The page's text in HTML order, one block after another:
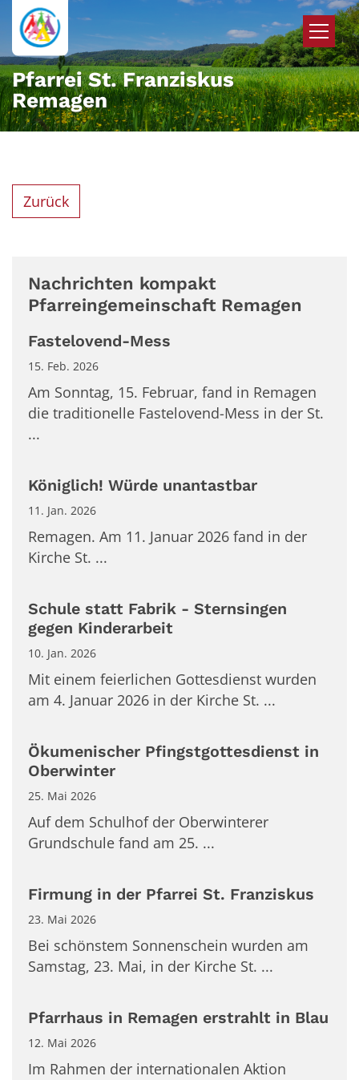
Zum Inhalt springen
Pfarrei St. Franziskus
Remagen
Zurück
Nachrichten kompakt
Pfarreingemeinschaft Remagen
Fastelovend-Mess
15. Feb. 2026
Am Sonntag, 15. Februar, fand in Remagen
die traditionelle Fastelovend-Mess in der St.
...
Königlich! Würde unantastbar
11. Jan. 2026
Remagen. Am 11. Januar 2026 fand in der
Kirche St. ...
Schule statt Fabrik - Sternsingen
gegen Kinderarbeit
10. Jan. 2026
Mit einem feierlichen Gottesdienst wurden
am 4. Januar 2026 in der Kirche St. ...
Ökumenischer Pfingstgottesdienst in
Oberwinter
25. Mai 2026
Auf dem Schulhof der Oberwinterer
Grundschule fand am 25. ...
Firmung in der Pfarrei St. Franziskus
23. Mai 2026
Bei schönstem Sonnenschein wurden am
Samstag, 23. Mai, in der Kirche St. ...
Pfarrhaus in Remagen erstrahlt in Blau
12. Mai 2026
Im Rahmen der internationalen Aktion